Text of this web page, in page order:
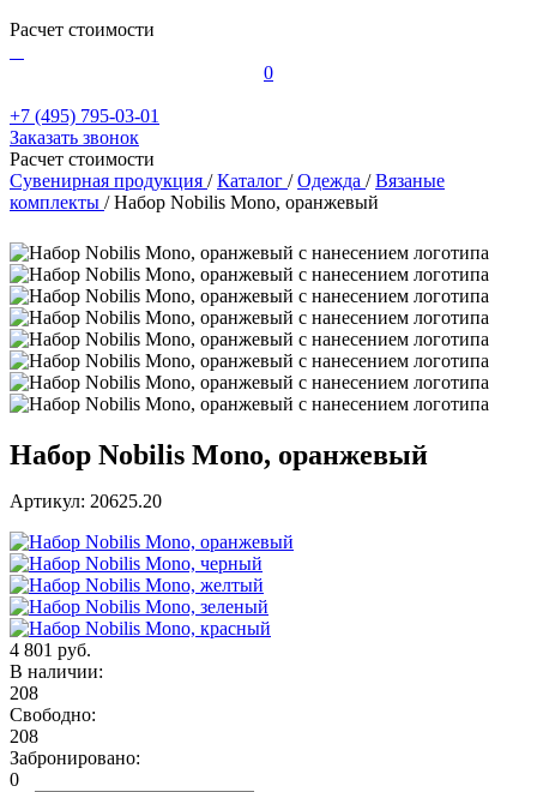
Расчет стоимости
0
+7 (495) 795-03-01
Заказать звонок
Расчет стоимости
Сувенирная продукция / Каталог / Одежда / Вязаные
комплекты / Набор Nobilis Mono, оранжевый
Набор Nobilis Mono, оранжевый
Артикул: 20625.20
4 801 руб.
В наличии:
208
Свободно:
208
Забронировано:
0